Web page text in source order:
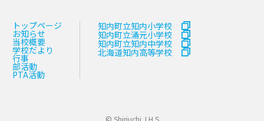
© Shiriuchi J.H.S
トップページ
お知らせ
当校概要
学校だより
行事
部活動
PTA活動
知内町立知内小学校
知内町立涌元小学校
知内町立知内中学校
北海道知内高等学校